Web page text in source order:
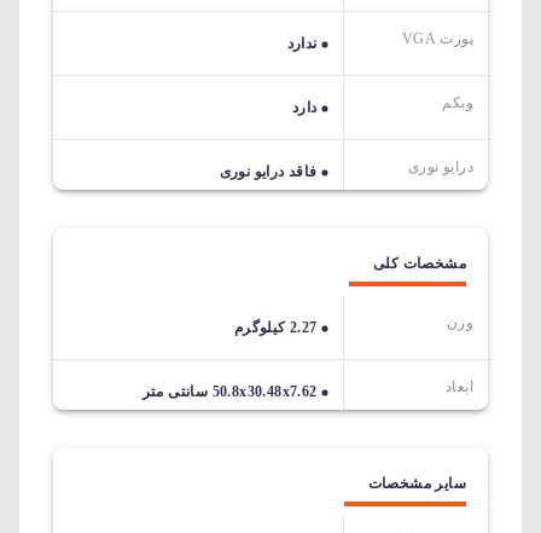
پورت VGA ندارد
وبکم دارد
درایو نوری فاقد درایو نوری
مشخصات کلی
وزن 2.27 کیلوگرم
ابعاد 50.8x30.48x7.62 سانتی متر
سایر مشخصات